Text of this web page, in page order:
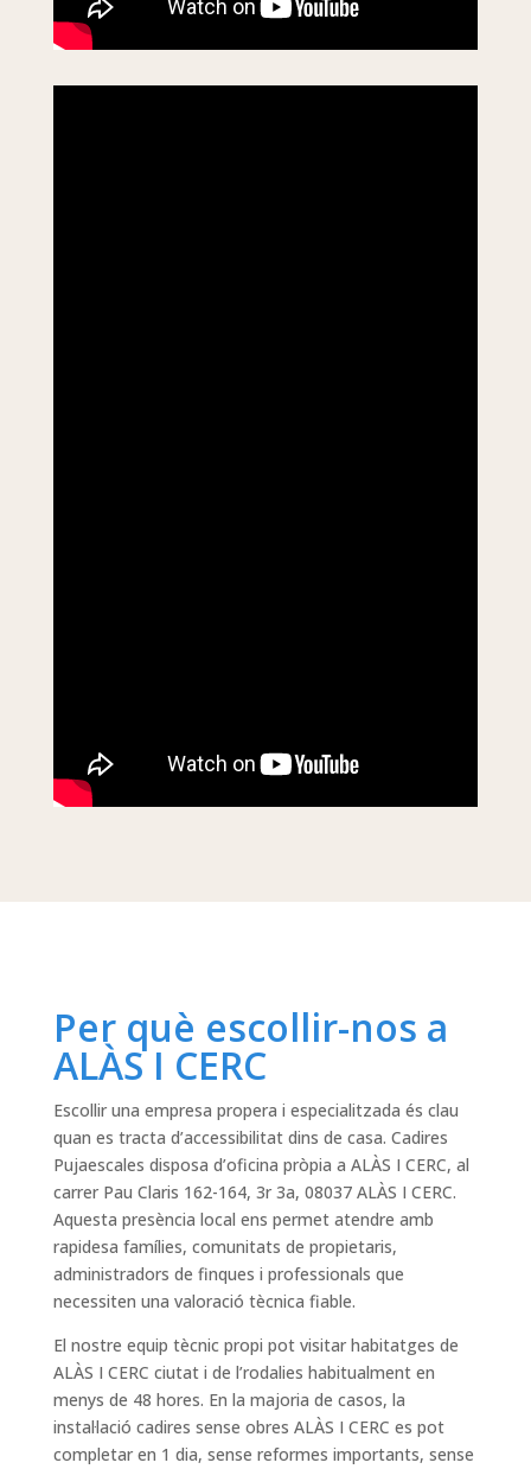
Per què escollir-nos a
ALÀS I CERC
Escollir una empresa propera i especialitzada és clau
quan es tracta d’accessibilitat dins de casa. Cadires
Pujaescales disposa d’oficina pròpia a ALÀS I CERC, al
carrer Pau Claris 162-164, 3r 3a, 08037 ALÀS I CERC.
Aquesta presència local ens permet atendre amb
rapidesa famílies, comunitats de propietaris,
administradors de finques i professionals que
necessiten una valoració tècnica fiable.
El nostre equip tècnic propi pot visitar habitatges de
ALÀS I CERC ciutat i de l’rodalies habitualment en
menys de 48 hores. En la majoria de casos, la
instal·lació cadires sense obres ALÀS I CERC es pot
completar en 1 dia, sense reformes importants, sense